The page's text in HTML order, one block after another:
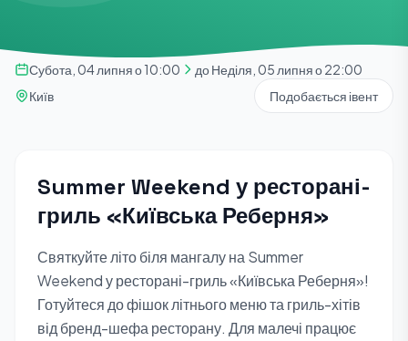
Субота, 04 липня о 10:00
до Неділя, 05 липня о 22:00
Київ
Подобається івент
Summer Weekend у ресторані-
гриль «Київська Реберня»
Святкуйте літо біля мангалу на Summer
Weekend у ресторані-гриль «Київська Реберня»!
Готуйтеся до фішок літнього меню та гриль-хітів
від бренд-шефа ресторану. Для малечі працює